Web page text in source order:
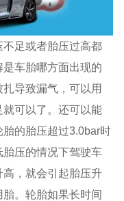
足或者胎压过高都
车胎哪方面出现的
导致漏气，可以用
可以了。还可以能
的胎压超过3.0bar时
压的情况下驾驶车
，就会引起胎压升
。轮胎如果长时间